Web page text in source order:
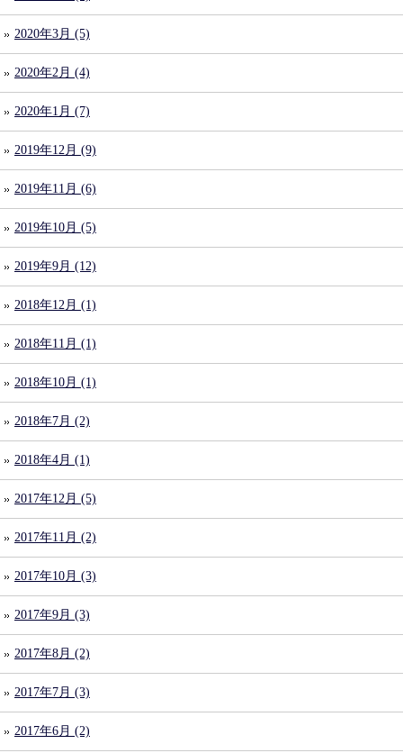
2020年3月 (5)
2020年2月 (4)
2020年1月 (7)
2019年12月 (9)
2019年11月 (6)
2019年10月 (5)
2019年9月 (12)
2018年12月 (1)
2018年11月 (1)
2018年10月 (1)
2018年7月 (2)
2018年4月 (1)
2017年12月 (5)
2017年11月 (2)
2017年10月 (3)
2017年9月 (3)
2017年8月 (2)
2017年7月 (3)
2017年6月 (2)